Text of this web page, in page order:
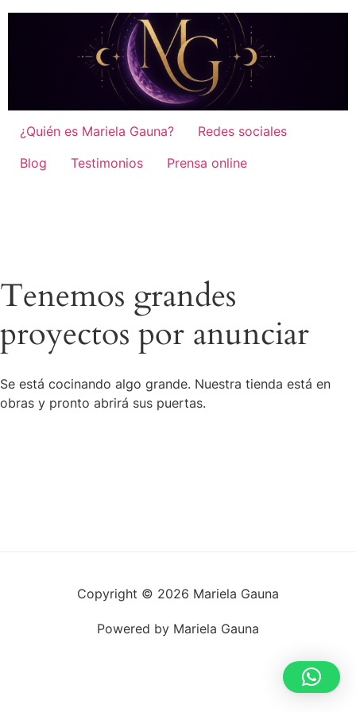
¿Quién es Mariela Gauna?
Redes sociales
Blog
Testimonios Prensa online
Tenemos grandes
proyectos por anunciar
Se está cocinando algo grande. Nuestra tienda está en
obras y pronto abrirá sus puertas.
Copyright © 2026 Mariela Gauna
Powered by Mariela Gauna